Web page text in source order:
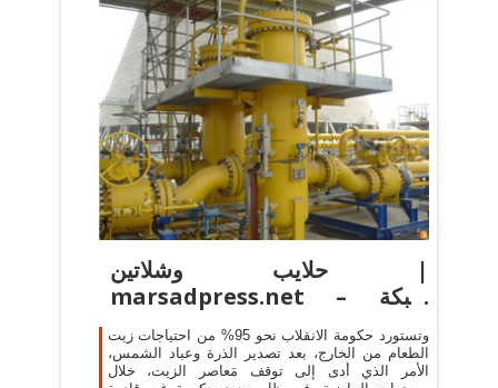
حلايب وشلاتين |
marsadpress.net – شبكة
المرصد الإخبارية
وتستورد حكومة الانقلاب نحو 95% من احتياجات زيت
الطعام من الخارج، بعد تصدير الذرة وعباد الشمس،
الأمر الذي أدى إلى توقف مَعاصر الزيت، خلال